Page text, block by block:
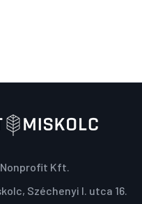
Nonprofit Kft.
Széchenyi I. utca 16.